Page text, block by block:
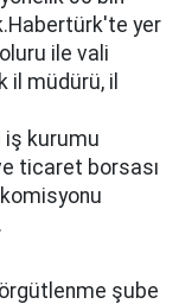
yer
ile vali
il müdürü, il
iş kurumu
ticaret borsası
örgütlenme şube